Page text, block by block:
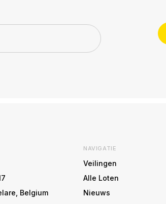
Belgium
NAVIGATIE
Veilingen
Alle Loten
Nieuws